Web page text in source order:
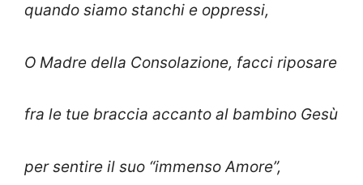
quando siamo stanchi e oppressi,
O Madre della Consolazione, facci riposare
fra le tue braccia accanto al bambino Gesù
per sentire il suo “immenso Amore”,